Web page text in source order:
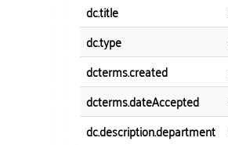
dc.title
dc.type
dcterms.created
dcterms.dateAccepted
dc.description.department